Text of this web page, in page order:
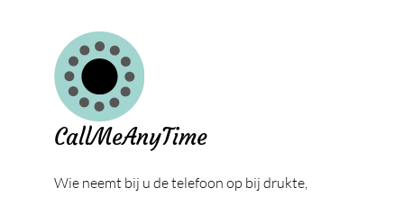
CallMeAnyTime
Wie neemt bij u de telefoon op bij drukte,